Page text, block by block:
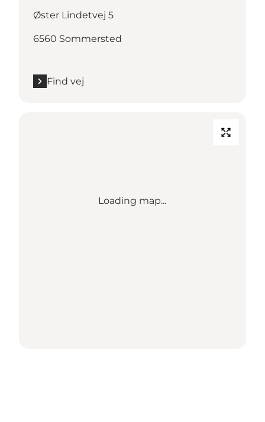
Øster Lindetvej 5
6560 Sommersted
Find vej
Loading map...